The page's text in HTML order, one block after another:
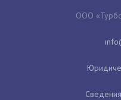
ООО